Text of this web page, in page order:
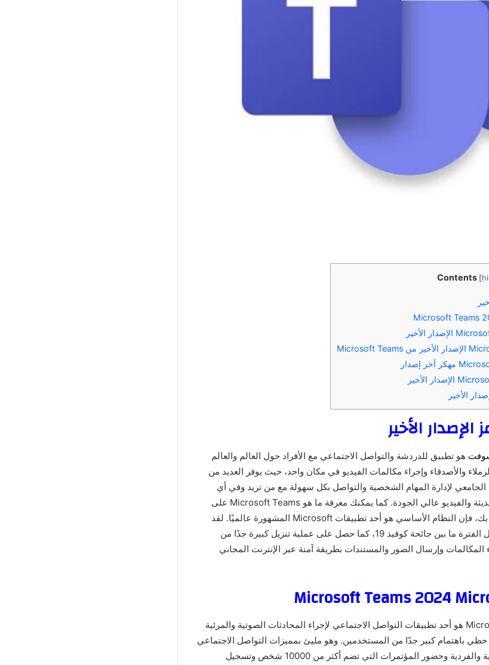
Contents [
الأخير
هو تطبيق للدردشة والتواصل الاجتماعي مع الأفراد حول العالم والعالم
والأصدقاء وإجراء مكالمات الفيديو في مكان واحد، حيث يوفر العديد من
الجامعي لإدارة المهام الشخصية والتواصل بكل سهولة مع من تريد وفي أي
مكان بالاعتماد على التقنيات الحديثة والفيديو عالي الجودة. كما يمكنك معرفة ما هو Microsoft Teams على
جهاز Android وiPhone الخاص بك، فإن النظام الأساسي هو أحد تطبيقات Microsoft المشهورة عالميًا. لقد
حظي باهتمام كبير جدًا مجانًا خلال الفترة ما بين جائحة كوفيد 19، كما حصل على عملية تنزيل كبيرة جدًا من
المكالمات وإرسال الصور والمستندات بطريقة آمنة عبر الإنترنت المجاني
Microsoft Teams هو أحد تطبيقات التواصل الاجتماعي لإجراء المحادثات الصوتية والمرئية
باهتمام كبير جدًا من المستخدمين. وهو مليئ بمميزات التواصل الاجتماعي
والمشاركة في الاجتماعات الثنائية والفردية وحضور المؤتمرات التي تضم أكثر من 10000 شخص وتسجيل